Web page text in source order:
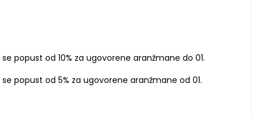
popust od 10% za ugovorene aranžmane do 01.
popust od 5% za ugovorene aranžmane od 01.